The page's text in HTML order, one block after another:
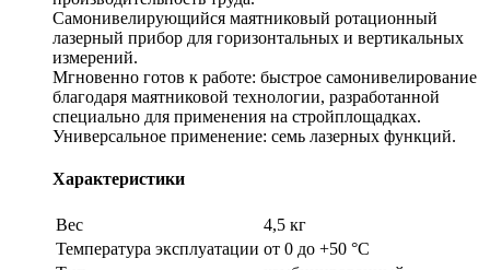
Самонивелирующийся маятниковый ротационный
лазерный прибор для горизонтальных и вертикальных
измерений.
Мгновенно готов к работе: быстрое самонивелирование
благодаря маятниковой технологии, разработанной
специально для применения на стройплощадках.
Универсальное применение: семь лазерных функций.
Характеристики
Вес
4,5 кг
Температура эксплуатации от 0 до +50 °С